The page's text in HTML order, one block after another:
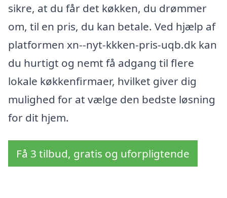
sikre, at du får det køkken, du drømmer
om, til en pris, du kan betale. Ved hjælp af
platformen xn--nyt-kkken-pris-uqb.dk kan
du hurtigt og nemt få adgang til flere
lokale køkkenfirmaer, hvilket giver dig
mulighed for at vælge den bedste løsning
for dit hjem.
Få 3 tilbud, gratis og uforpligtende